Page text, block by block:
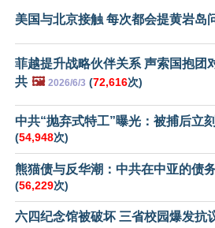
美国与北京接触 每次都会提黄岩岛
菲越提升战略伙伴关系 声索国抱团
共 🖼️ 2026/6/3 (72,616次)
中共“抛弃式特工”曝光：被捕后立
(54,948次)
熊猫债与反华潮：中共在中亚的债
(56,229次)
六四纪念馆被破坏 三省校园爆发抗